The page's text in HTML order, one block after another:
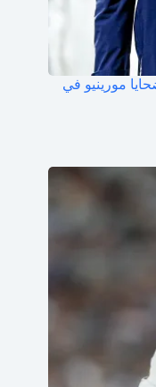
مورينيو في